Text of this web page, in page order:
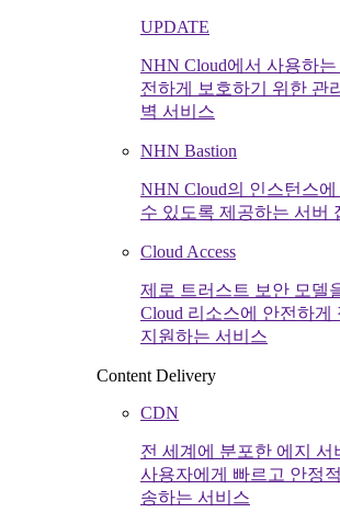
UPDATE
NHN Cloud에서 사용하
전하게 보호하기 위한 관
벽 서비스
NHN Bastion
NHN Cloud의 인스턴스
수 있도록 제공하는 서버
Cloud Access
제로 트러스트 보안 모델
Cloud 리소스에 안전하게
지원하는 서비스
Content Delivery
CDN
전 세계에 분포한 에지 서
사용자에게 빠르고 안정
송하는 서비스